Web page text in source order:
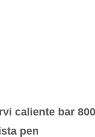
caliente bar
pen